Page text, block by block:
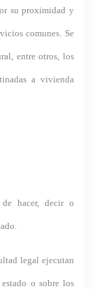
su proximidad y
comunes. Se
entre otros, los
a vivienda
hacer, decir o
legal ejecutan
o sobre los